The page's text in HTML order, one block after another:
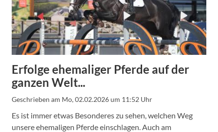
Erfolge ehemaliger Pferde auf der
ganzen Welt...
Geschrieben am Mo, 02.02.2026 um 11:52 Uhr
Es ist immer etwas Besonderes zu sehen, welchen Weg
unsere ehemaligen Pferde einschlagen. Auch am